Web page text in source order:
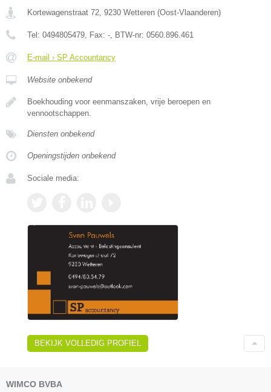
Kortewagenstraat 72, 9230 Wetteren (Oost-Vlaanderen)
Tel: 0494805479, Fax: -, BTW-nr: 0560.896.461
E-mail › SP Accountancy
Website onbekend
Boekhouding voor eenmanszaken, vrije beroepen en
vennootschappen.
Diensten onbekend
Openingstijden onbekend
Sociale media:
BEKIJK VOLLEDIG PROFIEL
WIMCO BVBA